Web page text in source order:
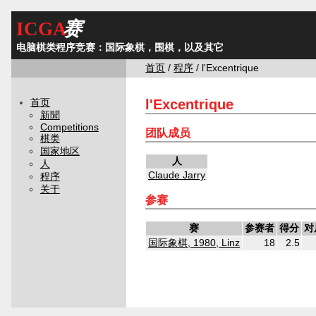
ICGA赛
电脑棋类程序竞赛：国际象棋，围棋，以及其它
首页 /程序 / l'Excentrique
首页
新聞
Competitions
棋类
国家地区
人
程序
关于
l'Excentrique
团队成员
人
Claude Jarry
参赛
赛 参赛者 得分
国际象棋, 1980, Linz
18 2.5